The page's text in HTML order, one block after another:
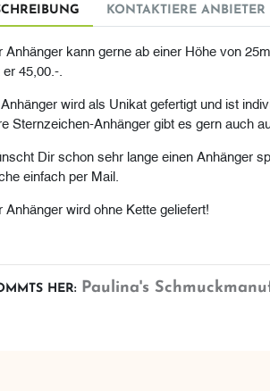
KONTAKTIERE ANBIETER
Anhänger kann gerne ab einer Höhe von
er 45,00.-.
Anhänger wird als Unikat gefertigt und ist
Sternzeichen-Anhänger gibt es gern auch
Dir schon sehr lange einen Anhänger
einfach per Mail.
Anhänger wird ohne Kette geliefert!
HER: Paulina's